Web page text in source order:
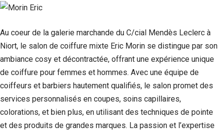
Au coeur de la galerie marchande du C/cial Mendès Leclerc à
Niort, le salon de coiffure mixte Eric Morin se distingue par son
ambiance cosy et décontractée, offrant une expérience unique
de coiffure pour femmes et hommes. Avec une équipe de
coiffeurs et barbiers hautement qualifiés, le salon promet des
services personnalisés en coupes, soins capillaires,
colorations, et bien plus, en utilisant des techniques de pointe
et des produits de grandes marques. La passion et l’expertise
votre intérêt et
lorsque vous
visitez notre
augmentez les
chances de
voir du
contenu et des
offres
personnalisés.